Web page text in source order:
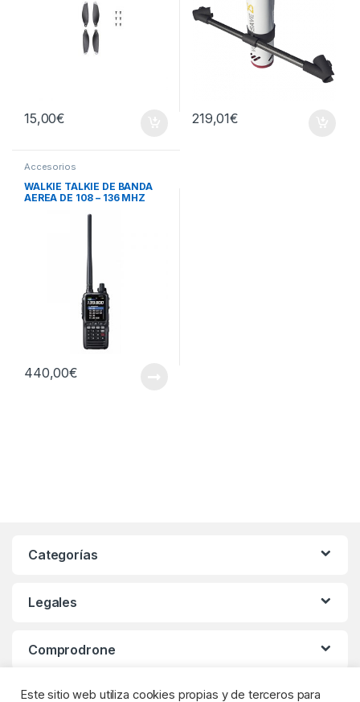
15,00€ 219,01€
Accesorios
WALKIE TALKIE DE BANDA
AEREA DE 108 – 136 MHZ
440,00€
Categorías
Legales
Comprodrone
Este sitio web utiliza cookies propias y de terceros para